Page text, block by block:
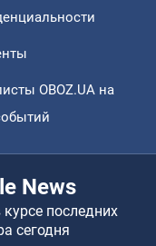
OBOZ.UA на
News
последних
сегодня